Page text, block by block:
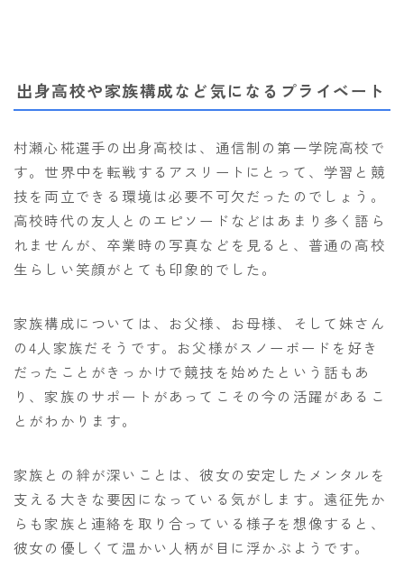
出身高校や家族構成など気になるプライベート
村瀬心椛選手の出身高校は、通信制の第一学院高校で
す。世界中を転戦するアスリートにとって、学習と競
技を両立できる環境は必要不可欠だったのでしょう。
高校時代の友人とのエピソードなどはあまり多く語ら
れませんが、卒業時の写真などを見ると、普通の高校
生らしい笑顔がとても印象的でした。
家族構成については、お父様、お母様、そして妹さん
の4人家族だそうです。お父様がスノーボードを好き
だったことがきっかけで競技を始めたという話もあ
り、家族のサポートがあってこその今の活躍があるこ
とがわかります。
家族との絆が深いことは、彼女の安定したメンタルを
支える大きな要因になっている気がします。遠征先か
らも家族と連絡を取り合っている様子を想像すると、
彼女の優しくて温かい人柄が目に浮かぶようです。